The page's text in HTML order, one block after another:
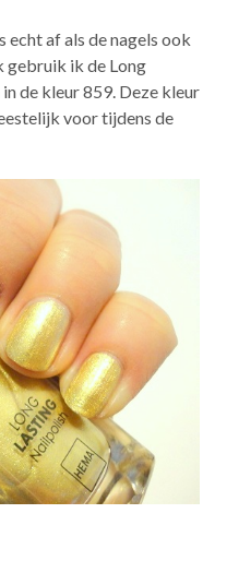
echt af als de nagels ook
gebruik ik de Long
de kleur 859. Deze kleur
voor tijdens de